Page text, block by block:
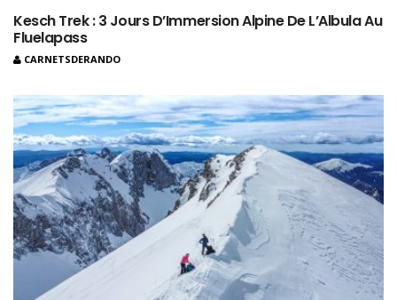
Kesch Trek : 3 Jours D’Immersion Alpine De L’Albula Au
Fluelapass
CARNETSDERANDO